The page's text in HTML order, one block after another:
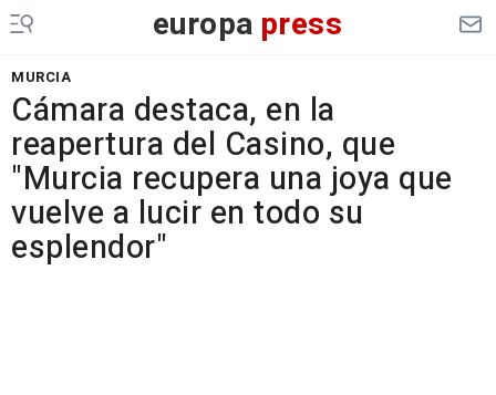
europa press
MURCIA
Cámara destaca, en la
reapertura del Casino, que
"Murcia recupera una joya que
vuelve a lucir en todo su
esplendor"